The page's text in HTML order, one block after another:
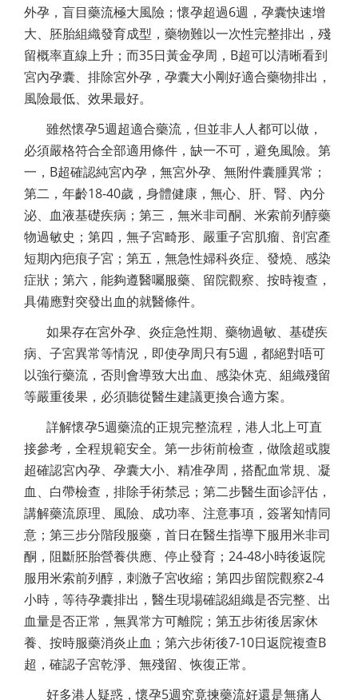
外孕，盲目藥流極大風險；懷孕超過6週，孕囊快速增
大、胚胎組織發育成型，藥物難以一次性完整排出，殘
留概率直線上升；而35日黃金孕周，B超可以清晰看到
宮內孕囊、排除宮外孕，孕囊大小剛好適合藥物排出，
風險最低、效果最好。
雖然懷孕5週超適合藥流，但並非人人都可以做，
必須嚴格符合全部適用條件，缺一不可，避免風險。第
一，B超確認純宮內孕，無宮外孕、無附件囊腫異常；
第二，年齡18-40歲，身體健康，無心、肝、腎、內分
泌、血液基礎疾病；第三，無米非司酮、米索前列醇藥
物過敏史；第四，無子宮畸形、嚴重子宮肌瘤、剖宮產
短期內疤痕子宮；第五，無急性婦科炎症、發燒、感染
症狀；第六，能夠遵醫囑服藥、留院觀察、按時複查，
具備應對突發出血的就醫條件。
如果存在宮外孕、炎症急性期、藥物過敏、基礎疾
病、子宮異常等情況，即使孕周只有5週，都絕對唔可
以強行藥流，否則會導致大出血、感染休克、組織殘留
等嚴重後果，必須聽從醫生建議更換合適方案。
詳解懷孕5週藥流的正規完整流程，港人北上可直
接參考，全程規範安全。第一步術前檢查，做陰超或腹
超確認宮內孕、孕囊大小、精准孕周，搭配血常規、凝
血、白帶檢查，排除手術禁忌；第二步醫生面诊評估，
講解藥流原理、風險、成功率、注意事項，簽署知情同
意；第三步分階段服藥，首日在醫生指導下服用米非司
酮，阻斷胚胎營養供應、停止發育；24-48小時後返院
服用米索前列醇，刺激子宮收縮；第四步留院觀察2-4
小時，等待孕囊排出，醫生現場確認組織是否完整、出
血量是否正常，無異常方可離院；第五步術後居家休
養、按時服藥消炎止血；第六步術後7-10日返院複查B
超，確認子宮乾淨、無殘留、恢復正常。
好多港人疑惑，懷孕5週究竟揀藥流好還是無痛人